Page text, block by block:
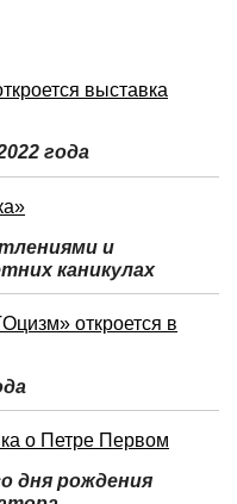
выставка
года
и
каникулах
откроется в
о Петре Первом
дня рождения